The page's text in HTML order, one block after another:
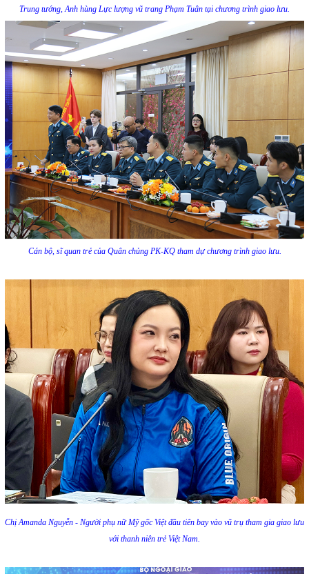
Trung tướng, Anh hùng Lực lượng vũ trang Phạm Tuân tại chương trình giao lưu.
Cán bộ, sĩ quan trẻ của Quân chủng PK-KQ tham dự chương trình giao lưu.
Chị Amanda Nguyễn - Người phụ nữ Mỹ gốc Việt đầu tiên bay vào vũ trụ tham gia giao lưu
với thanh niên trẻ Việt Nam.